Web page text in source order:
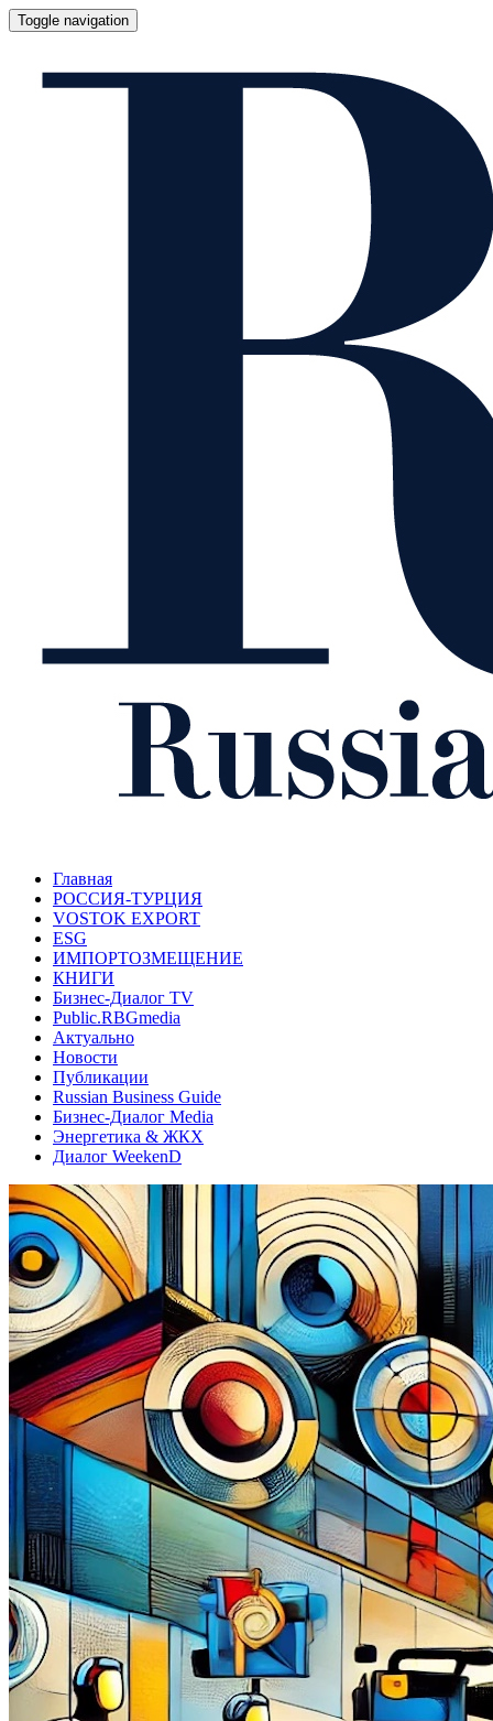
Toggle navigation
Главная
РОССИЯ-ТУРЦИЯ
VOSTOK EXPORT
ESG
ИМПОРТОЗМЕЩЕНИЕ
КНИГИ
Бизнес-Диалог TV
Public.RBGmedia
Актуально
Новости
Публикации
Russian Business Guide
Бизнес-Диалог Media
Энергетика & ЖКХ
Диалог WeekenD